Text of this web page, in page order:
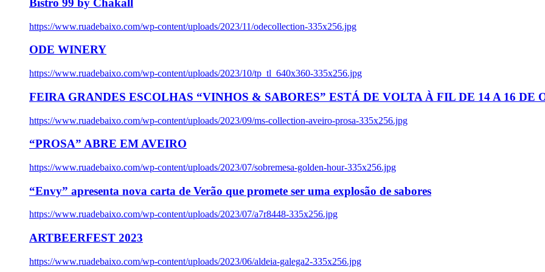
Bistro 99 by Chakall
https://www.ruadebaixo.com/wp-content/uploads/2023/11/odecollection-335x256.jpg
ODE WINERY
https://www.ruadebaixo.com/wp-content/uploads/2023/10/tp_tl_640x360-335x256.jpg
FEIRA GRANDES ESCOLHAS “VINHOS & SABORES” ESTÁ DE VOLTA À FIL DE 14 A 16 DE
https://www.ruadebaixo.com/wp-content/uploads/2023/09/ms-collection-aveiro-prosa-335x256.jpg
“PROSA” ABRE EM AVEIRO
https://www.ruadebaixo.com/wp-content/uploads/2023/07/sobremesa-golden-hour-335x256.jpg
“Envy” apresenta nova carta de Verão que promete ser uma explosão de sabores
https://www.ruadebaixo.com/wp-content/uploads/2023/07/a7r8448-335x256.jpg
ARTBEERFEST 2023
https://www.ruadebaixo.com/wp-content/uploads/2023/06/aldeia-galega2-335x256.jpg